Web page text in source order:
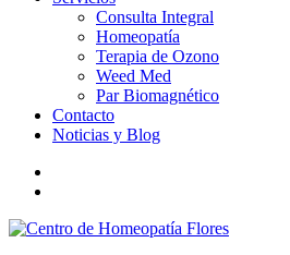
Consulta Integral
Homeopatía
Terapia de Ozono
Weed Med
Par Biomagnético
Contacto
Noticias y Blog